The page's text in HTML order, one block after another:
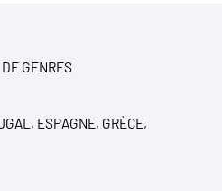
GENRES
ESPAGNE, GRÈCE,